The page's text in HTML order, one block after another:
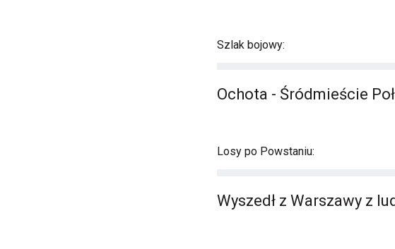
Szlak bojowy:
Ochota - Śródmieście
Losy po Powstaniu:
Wyszedł z Warszawy z